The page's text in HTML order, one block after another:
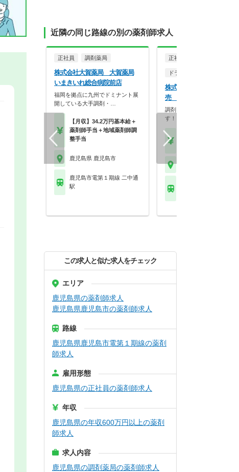
近隣の同じ路線の別の薬剤師求人
正社員 調剤薬局
株式会社大賀薬局 大賀薬局
いまきいれ総合病院前店
福岡を拠点に九州でドミナント展
開している大手調剤・…
【月収】34.2万円基本給＋
薬剤師手当＋地域薬剤師調
整手当
鹿児島県 鹿児島市
鹿児島市電第１期線 二中通
駅
正社員
ドラッグストア（OTCのみ
株式会社マツモトキヨシ
売 マツモトキヨシ 上塩
調剤・OTCどちらも勉強で
す！
この求人と似た求人をチェック
エリア
鹿児島県の薬剤師求人
鹿児島県鹿児島市の薬剤師求人
路線
鹿児島県鹿児島市電第１期線の薬剤
師求人
雇用形態
鹿児島県の正社員の薬剤師求人
年収
鹿児島県の年収600万円以上の薬剤
師求人
求人内容
鹿児島県の調剤薬局の薬剤師求人